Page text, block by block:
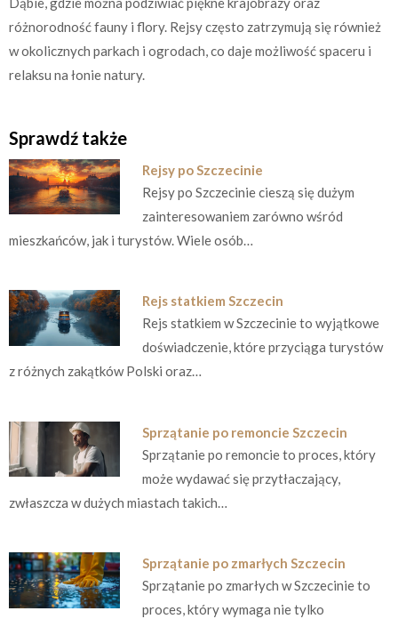
różnorodność fauny i flory. Rejsy często zatrzymują się również
w okolicznych parkach i ogrodach, co daje możliwość spaceru i
relaksu na łonie natury.
Sprawdź także
Rejsy po Szczecinie
Rejsy po Szczecinie cieszą się dużym
zainteresowaniem zarówno wśród
mieszkańców, jak i turystów. Wiele osób…
Rejs statkiem Szczecin
Rejs statkiem w Szczecinie to wyjątkowe
doświadczenie, które przyciąga turystów
z różnych zakątków Polski oraz…
Sprzątanie po remoncie Szczecin
Sprzątanie po remoncie to proces, który
może wydawać się przytłaczający,
zwłaszcza w dużych miastach takich…
Sprzątanie po zmarłych Szczecin
Sprzątanie po zmarłych w Szczecinie to
proces, który wymaga nie tylko